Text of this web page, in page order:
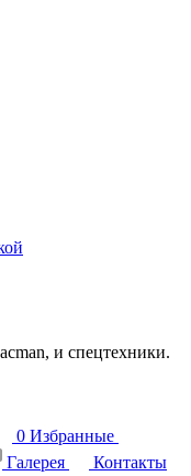
и спецтехники.
0 Избранные
Галерея Контакты